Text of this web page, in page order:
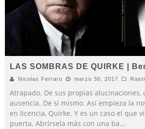
LAS SOMBRAS DE QUIRKE |
Nicolas Ferraro marzo 30, 2017
Atrapado. De sus propias alucinaciones,
ausencia. De sí mismo. Así empieza la
en licencia, Quirke. Y es un caso el que
puerta. Abrírsela más con una ba...